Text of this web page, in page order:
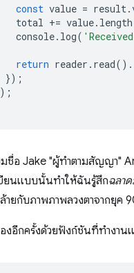
const value = result.
total += value. length
console. log(
return reader . read().
});
ชื่อ Jake "ผู้ทำตามสัญญา"
ยนแบบนั้นทำให้ฉันรู้สึกฉลา
ายกับภาพภาพลวงตาจากยุค
งอีกครั้งด้วยฟังก์ชันที่ทำงาน